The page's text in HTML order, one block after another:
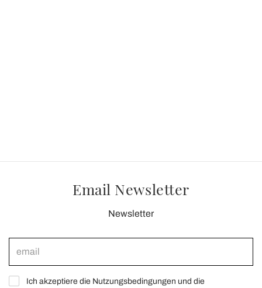
Email Newsletter
Newsletter
Ich akzeptiere die Nutzungsbedingungen und die